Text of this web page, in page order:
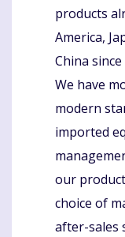
products
America,
China since
We have
modern
imported
our
choice of
after-sales